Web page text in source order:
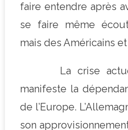
faire entendre après
se faire même
mais des Américains
La crise
manifeste la
de l’Europe.
son